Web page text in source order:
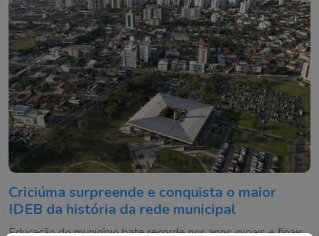
Criciúma surpreende e conquista o maior
IDEB da história da rede municipal
Educação do município bate recorde nos anos iniciais e finais